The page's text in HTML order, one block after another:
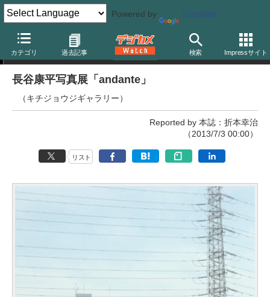
Powered by Translate
カテゴリ 過去記事 検索 Impressサイト
ニュース
長谷康平写真展「andante」
（キチジョウジギャラリー）
Reported by 本誌：折本幸治
（2013/7/3 00:00）
リスト